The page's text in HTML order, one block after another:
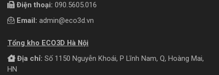
Điện thoại: 090.5605.016
Email: admin@eco3d.vn
Tổng kho ECO3D Hà Nội
Địa chỉ: Số 1150 Nguyễn Khoái, P Lĩnh Nam, Q, Hoàng Mai,
HN